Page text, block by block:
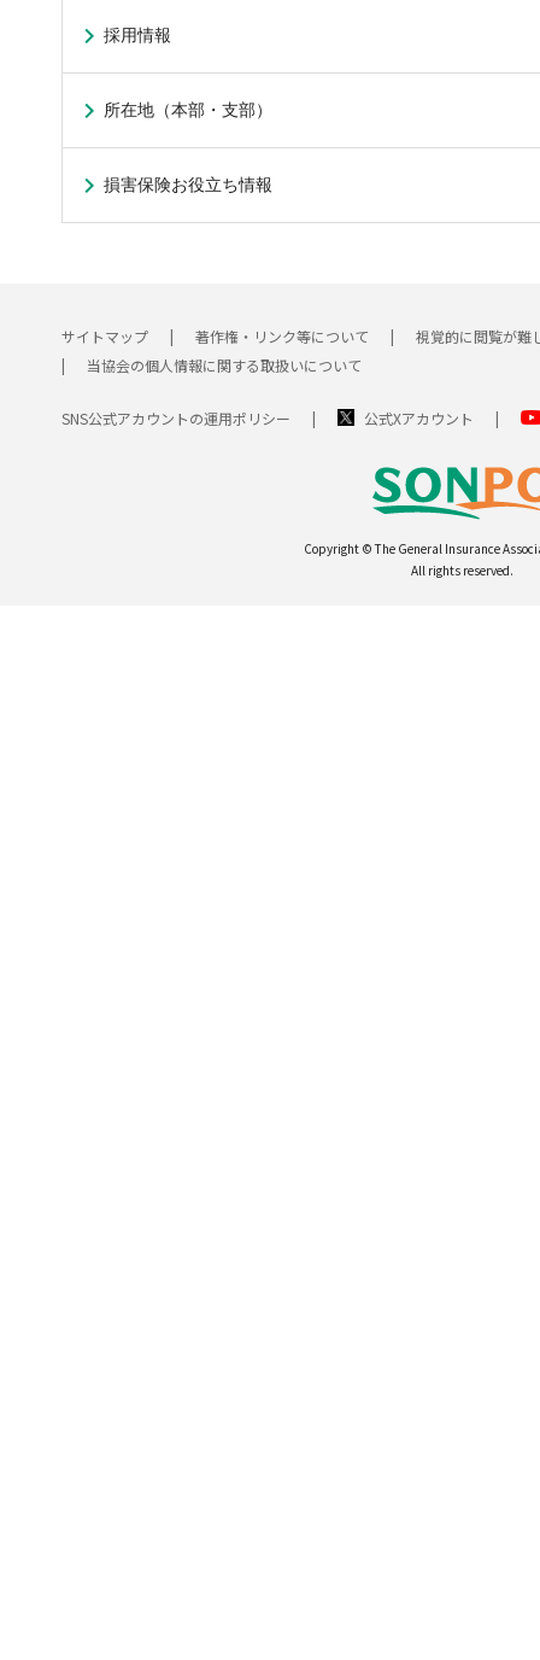
採用情報
所在地（本部・支部）
損害保険お役立ち情報
サイトマップ 著作権・リンク等について
視覚的に閲覧が難
当協会の個人情報に関する取扱いについて
SNS公式アカウントの運用ポリシー 公式Xアカウント
Copyright © The General Insurance
All rights reserved.